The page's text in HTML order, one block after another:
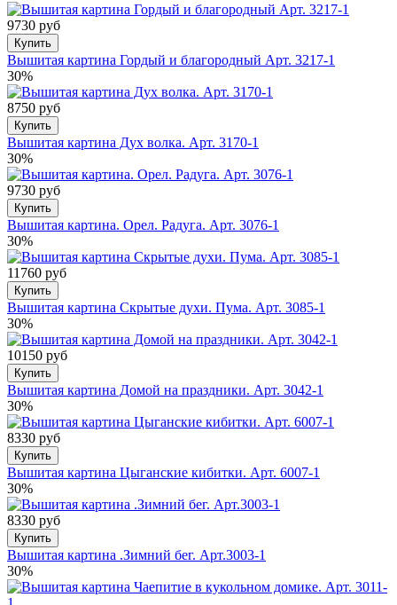
9730 руб
Купить
Вышитая картина Гордый и благородный Арт. 3217-1
30%
8750 руб
Купить
Вышитая картина Дух волка. Арт. 3170-1
30%
9730 руб
Купить
Вышитая картина. Орел. Радуга. Арт. 3076-1
30%
11760 руб
Купить
Вышитая картина Скрытые духи. Пума. Арт. 3085-1
30%
10150 руб
Купить
Вышитая картина Домой на праздники. Арт. 3042-1
30%
8330 руб
Купить
Вышитая картина Цыганские кибитки. Арт. 6007-1
30%
8330 руб
Купить
Вышитая картина .Зимний бег. Арт.3003-1
30%